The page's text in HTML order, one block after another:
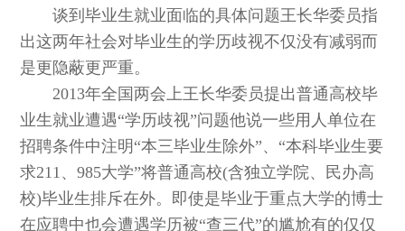
谈到毕业生就业面临的具体问题王长华委员指
出这两年社会对毕业生的学历歧视不仅没有减弱而
是更隐蔽更严重。
2013年全国两会上王长华委员提出普通高校毕
业生就业遭遇“学历歧视”问题他说一些用人单位在
招聘条件中注明“本三毕业生除外”、“本科毕业生要
求211、985大学”将普通高校(含独立学院、民办高
校)毕业生排斥在外。即使是毕业于重点大学的博士
在应聘中也会遭遇学历被“查三代”的尴尬有的仅仅